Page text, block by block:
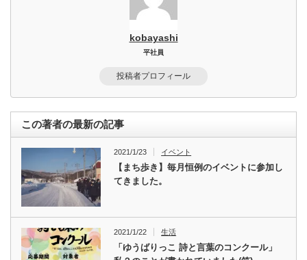
kobayashi
平社員
投稿者プロフィール
この著者の最新の記事
2021/1/23 イベント
【まち歩き】毎月恒例のイベントに参加し
てきました。
2021/1/22 生活
「ゆうばりっこ 詩と言葉のコンクール」